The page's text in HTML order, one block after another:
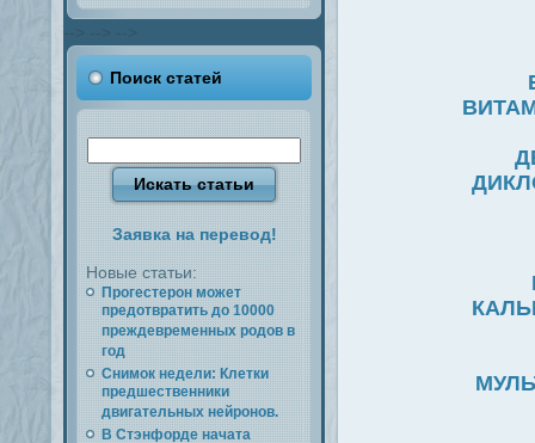
--> --> -->
Поиск статей
Заявка на перевод!
Новые статьи:
Прогестерон может
предотвратить до 10000
преждевременных родов в
год
Снимок недели: Клетки
предшественники
двигательных нейронов.
В Стэнфорде начата